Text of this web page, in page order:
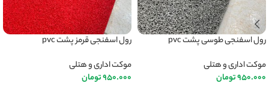
رول اسفنجی طوسی پشت pvc
موکت اداری و هتلی
950.000تومان
رول اسفنجی قرمز پشت pvc
موکت اداری و هتلی
950.000تومان